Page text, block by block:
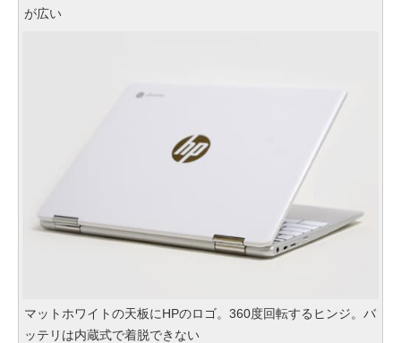
が広い
マットホワイトの天板にHPのロゴ。360度回転するヒンジ。バ
ッテリは内蔵式で着脱できない